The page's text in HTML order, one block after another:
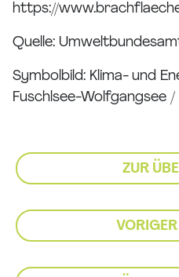
https://
Quelle:
Symbolbild: Klima- und
Fuschlsee-Wolfgangsee
ZUR